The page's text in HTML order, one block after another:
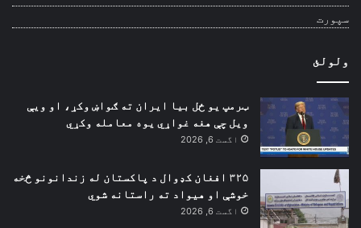
سپورت
ولولئ
ټرمپ یو ځل بیا ایران ته ګواښ وکړ، او ویې
ویل چې هغه غواړي یوه معامله وکړي
اگست 6, 2026
۳۲۵ افغان کډوال د پاکستان له زندانونو څخه
خوشې او هیواد ته راستانه شوي
اگست 6, 2026